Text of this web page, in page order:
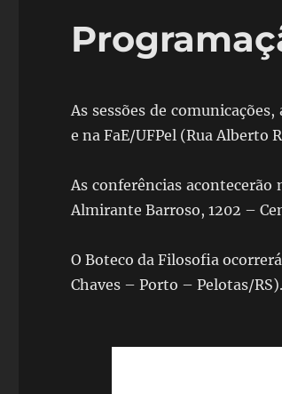
As sessões de
e na FaE/UFPel (Rua Alberto
As conferências acontecerão
Almirante Barroso, 1202 –
O Boteco da Filosofia
Chaves – Porto – Pelotas/RS).